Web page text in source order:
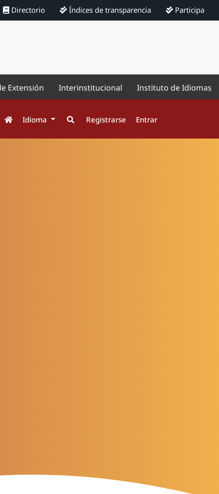
Directorio Índices de transparencia Participa
Extensión Interinstitucional Instituto de Idiomas
Idioma Registrarse Entrar